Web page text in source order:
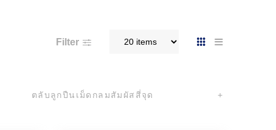
Filter
ตลับลูกปืนเม็ดกลมสัมผัสสี่จุด +